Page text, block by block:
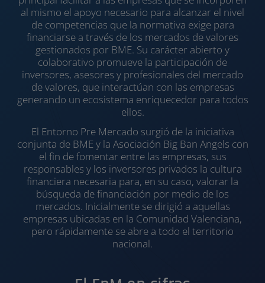
al mismo el apoyo necesario para alcanzar el nivel
de competencias que la normativa exige para
financiarse a través de los mercados de valores
gestionados por BME. Su carácter abierto y
colaborativo promueve la participación de
inversores, asesores y profesionales del mercado
de valores, que interactúan con las empresas
generando un ecosistema enriquecedor para todos
ellos.
El Entorno Pre Mercado surgió de la iniciativa
conjunta de BME y la Asociación Big Ban Angels con
el fin de fomentar entre las empresas, sus
responsables y los inversores privados la cultura
financiera necesaria para, en su caso, valorar la
búsqueda de financiación por medio de los
mercados. Inicialmente se dirigió a aquellas
empresas ubicadas en la Comunidad Valenciana,
pero rápidamente se abre a todo el territorio
nacional.